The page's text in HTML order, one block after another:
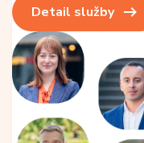
Detail služby